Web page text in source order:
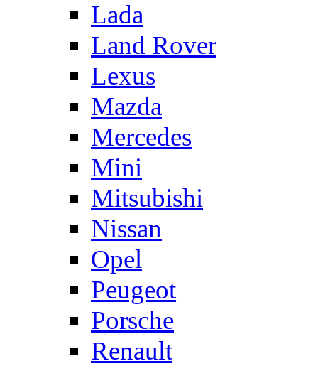
Lada
Land Rover
Lexus
Mazda
Mercedes
Mini
Mitsubishi
Nissan
Opel
Peugeot
Porsche
Renault